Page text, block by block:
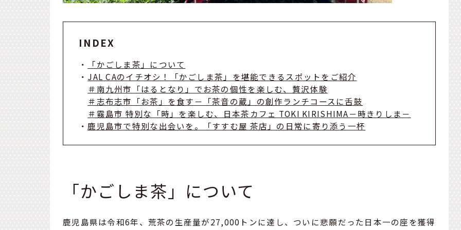
INDEX
・
「かごしま茶」について
・ JAL CAのイチオシ！「かごしま茶」を堪能できるスポットをご紹介
＃南九州市「はるとなり」でお茶の個性を楽しむ、贅沢体験
＃志布志市「お茶」を食す－「茶音の蔵」の創作ランチコースに舌鼓
＃霧島市 特別な「時」を楽しむ、日本茶カフェ TOKI KIRISHIMA－時きりしま－
・ 鹿児島市で特別な出会いを。「すすむ屋 茶店」の日常に寄り添う一杯
「かごしま茶」について
鹿児島県は令和6年、荒茶の生産量が27,000トンに達し、ついに悲願だった日本一の座を獲得